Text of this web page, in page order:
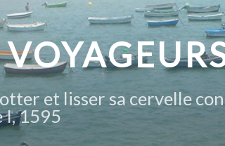
et lisser sa cervelle
I, 1595